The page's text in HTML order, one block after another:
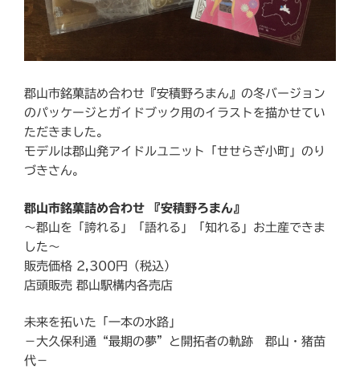
郡山市銘菓詰め合わせ『安積野ろまん』の冬バージョン
のパッケージとガイドブック用のイラストを描かせてい
ただきました。
モデルは郡山発アイドルユニット「せせらぎ小町」のり
づきさん。
郡山市銘菓詰め合わせ 『安積野ろまん』
〜郡山を「誇れる」「語れる」「知れる」お土産できま
した〜
販売価格 2,300円（税込）
店頭販売 郡山駅構内各売店
未来を拓いた「一本の水路」
－大久保利通“最期の夢”と開拓者の軌跡 郡山・猪苗
代－